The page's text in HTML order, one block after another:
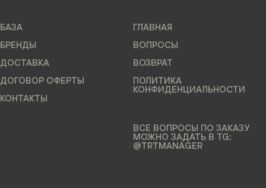
БАЗА
БРЕНДЫ
ДОСТАВКА
ДОГОВОР ОФЕРТЫ
КОНТАКТЫ
ГЛАВНАЯ
ВОПРОСЫ
ВОЗВРАТ
ПОЛИТИКА
КОНФИДЕНЦИАЛЬНОСТИ
ВСЕ ВОПРОСЫ ПО ЗАКАЗУ
МОЖНО ЗАДАТЬ В TG:
@TRTMANAGER